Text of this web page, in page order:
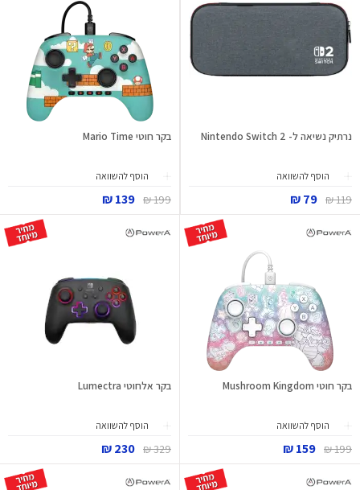
נרתיק נשיאה ל- Nintendo Switch 2
הוסף להשוואה
119 ₪
79 ₪
בקר חוטי Mario Time
הוסף להשוואה
199 ₪
139 ₪
בקר חוטי Mushroom Kingdom
הוסף להשוואה
199 ₪
159 ₪
בקר אלחוטי Lumectra
הוסף להשוואה
329 ₪
230 ₪